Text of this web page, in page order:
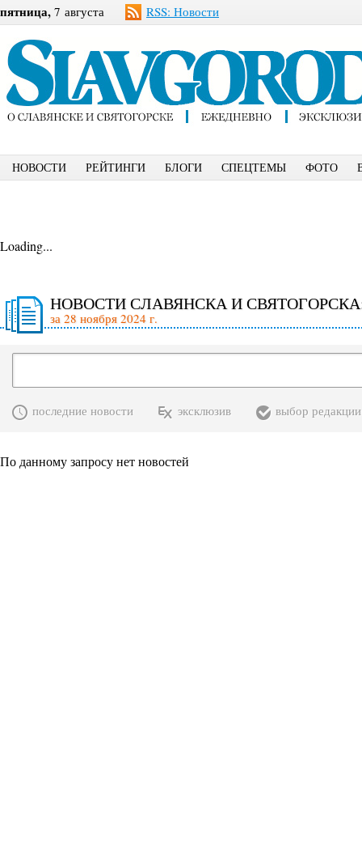
пятница, 7 августа RSS: Новости
НОВОСТИ РЕЙТИНГИ БЛОГИ СПЕЦТЕМЫ ФОТО
Loading...
НОВОСТИ СЛАВЯНСКА И
за 28 ноября 2024 г.
последние новости эксклюзив выбор редакции
По данному запросу нет новостей